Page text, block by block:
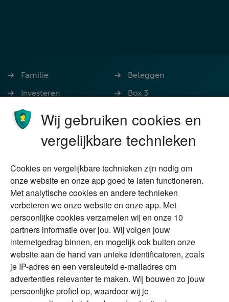
Familie
Investeren
Ondernemen
Stoppen met werken
Wonen
Beleggen
Box 3
Nalatenschap
Schenken
Duurzaam
Vermogensplanning
Tweede huis in
buitenland
DGA
Erfenis
Over Financial Focus
Specialisten
Financial Focus
magazine
The Exit Years
Contact
Alles voor en over vermogenden.
Wij gebruiken cookies en
vergelijkbare technieken
Cookies en vergelijkbare technieken zijn nodig om
onze website en onze app goed te laten functioneren.
Met analytische cookies en andere technieken
verbeteren we onze website en onze app. Met
persoonlijke cookies verzamelen wij en onze 10
partners informatie over jou. Wij volgen jouw
internetgedrag binnen, en mogelijk ook buiten onze
website aan de hand van unieke identificatoren, zoals
je IP-adres en een versleuteld e-mailadres om
advertenties relevanter te maken. Wij bouwen zo jouw
persoonlijke profiel op, waardoor wij je